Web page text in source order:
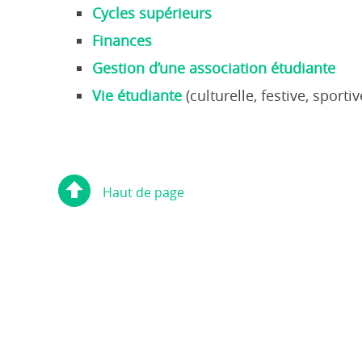
Cycles supérieurs
Finances
Gestion d’une association étudiante
Vie étudiante (culturelle, festive,
Haut de page